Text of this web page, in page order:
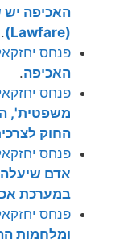
האכיפה
(Lawfare)
.
פנחס
האכיפה.
פנחס
משפטית',
החוק
פנחס
אדם
במערכת
פנחס
ומלחמות